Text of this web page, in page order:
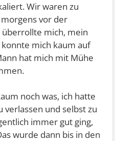
Wir waren zu
vor der
überrollte mich, mein
mich kaum auf
hat mich mit Mühe
noch was, ich hatte
verlassen und selbst zu
immer gut ging,
wurde dann bis in den